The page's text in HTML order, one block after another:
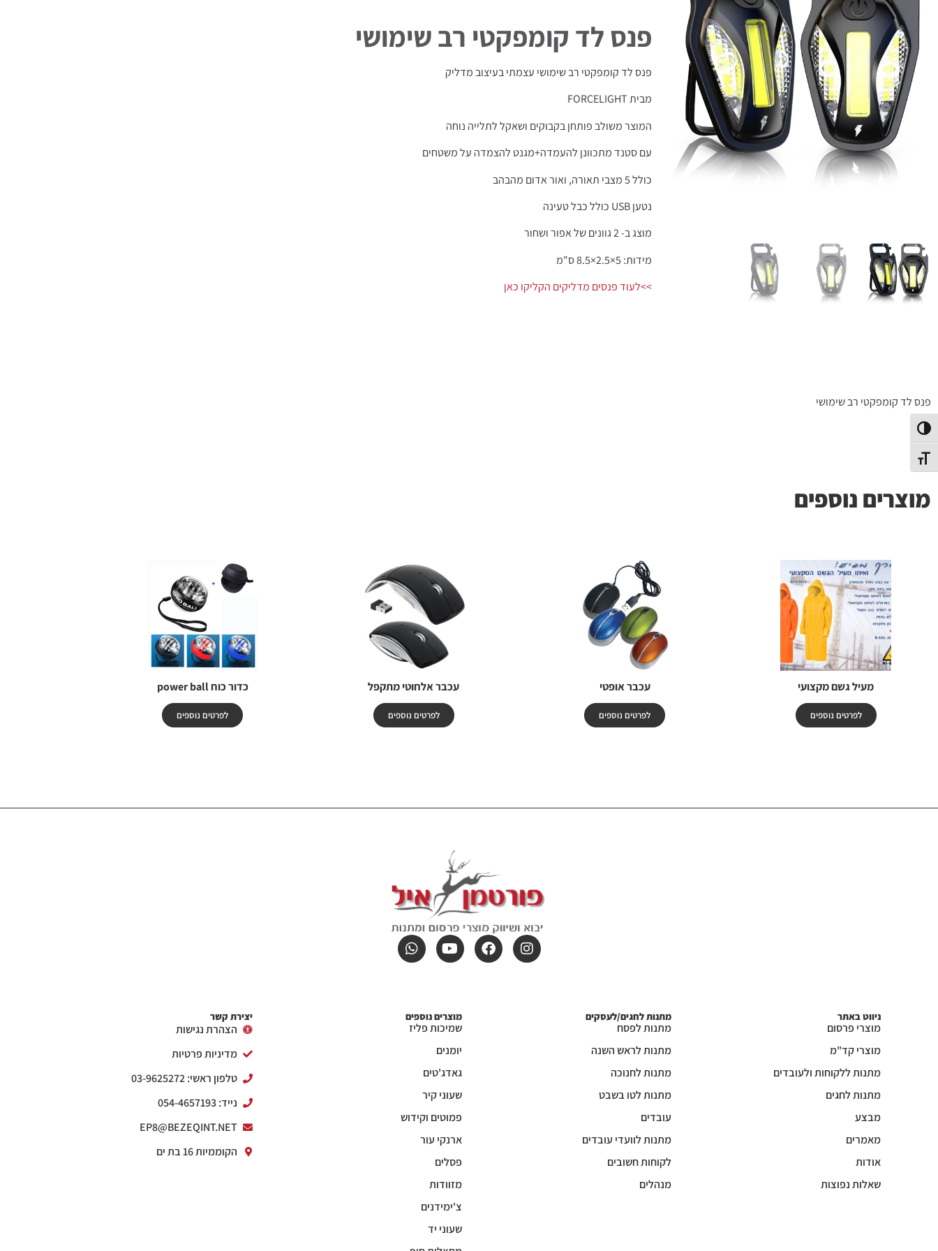
הפעל/כבה ניגודיות גבוהה
מתג גודל גופן
פנס לד קומפקטי רב שימושי
פנס לד קומפקטי רב שימושי עצמתי בעיצוב מדליק
מבית FORCELIGHT
המוצר משולב פותחן בקבוקים ושאקל לתלייה נוחה
עם סטנד מתכוונן להעמדה+מגנט להצמדה על משטחים
כולל 5 מצבי תאורה, ואור אדום מהבהב
נטען USB כולל כבל טעינה
מוצג ב- 2 גוונים של אפור ושחור
מידות: 5×2.5×8.5 ס"מ
>>לעוד פנסים מדליקים הקליקו כאן
פנס לד קומפקטי רב שימושי
מוצרים נוספים
מעיל גשם מקצועי
לפרטים נוספים
עכבר אופטי
לפרטים נוספים
עכבר אלחוטי מתקפל
לפרטים נוספים
כדור כוח power ball
לפרטים נוספים
ניווט באתר
מוצרי פרסום
מוצרי קד"מ
מתנות ללקוחות ולעובדים
מתנות לחגים
מבצע
מאמרים
אודות
שאלות נפוצות
מתנות לחגים/לעסקים
מתנות לפסח
מתנות לראש השנה
מתנות לחנוכה
מתנות לטו בשבט
עובדים
מתנות לוועדי עובדים
לקוחות חשובים
מנהלים
מוצרים נוספים
שמיכות פליז
יומנים
גאדג'טים
שעוני קיר
פמוטים וקידוש
ארנקי עור
פסלים
מזוודות
צ'ימידנים
שעוני יד
יצירת קשר
הצהרת נגישות
מדיניות פרטיות
טלפון ראשי: 03-9625272
נייד: 054-4657193
EP8@BEZEQINT.NET
הקוממיות 16 בת ים